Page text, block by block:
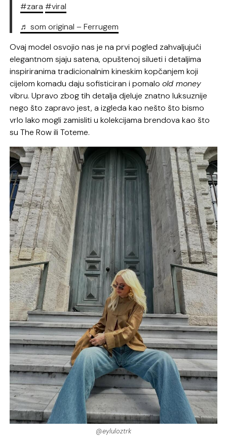
#zara #viral
♬ som original – Ferrugem
Ovaj model osvojio nas je na prvi pogled zahvaljujući
elegantnom sjaju satena, opuštenoj silueti i detaljima
inspiriranima tradicionalnim kineskim kopčanjem koji
cijelom komadu daju sofisticiran i pomaloold money
vibru. Upravo zbog tih detalja djeluje znatno luksuznije
nego što zapravo jest, a izgleda kao nešto što bismo
vrlo lako mogli zamisliti u kolekcijama brendova kao što
su The Row ili Toteme.
@eyluloztrk